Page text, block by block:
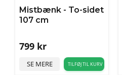
Mistbænk - To-sidet
107 cm
799 kr
SE MERE TILFØJ TIL KURV